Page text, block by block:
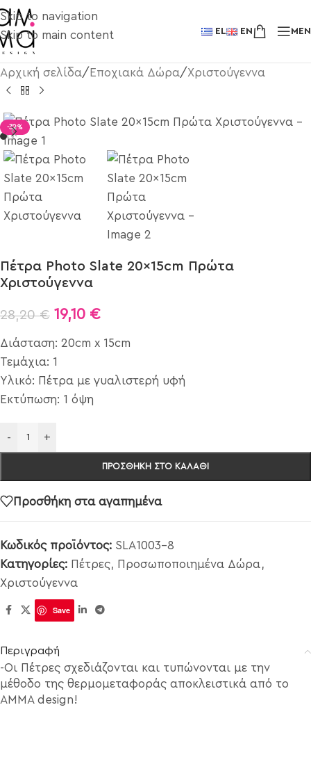
Skip to navigation
Skip to main content
EL EN
Αρχική σελίδα/ Εποχιακά Δώρα/Χριστούγεννα
-32%
Πέτρα Photo Slate 20x15cm Πρώτα
Χριστούγεννα
28,20€ 19,10 €
Διάσταση: 20cm x 15cm
Τεμάχια: 1
Υλικό: Πέτρα με γυαλιστερή υφή
Εκτύπωση: 1 όψη
- +
ΠΡΟΣΘΉΚΗ ΣΤΟ ΚΑΛΆΘΙ
Προσθήκη στα αγαπημένα
Κωδικός προϊόντος: SLA1003-8
Κατηγορίες: Πέτρες, Προσωποποιημένα Δώρα,
Χριστούγεννα
Save
Περιγραφή
-Οι Πέτρες σχεδιάζονται και τυπώνονται με την
μέθοδο της θερμομεταφοράς αποκλειστικά από το
ΑΜΜΑ design!